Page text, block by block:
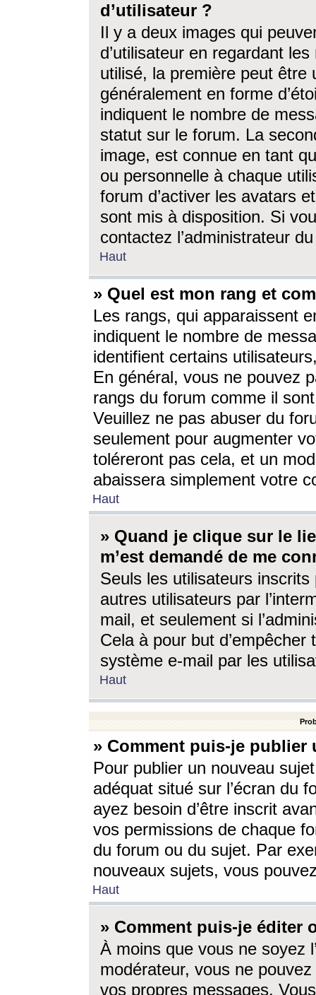
d’utilisateur ?
Il y a deux images qui
d’utilisateur en regardant
utilisé, la première peut être
généralement en forme
indiquent le nombre de
statut sur le forum. La
image, est connue en tant
ou personnelle à chaque
forum d’activer les avatars
sont mis à disposition. Si
contactez l’administrateur
Haut
» Quel est mon rang et
Les rangs, qui apparaissent
indiquent le nombre de
identifient certains
En général, vous ne pouvez
rangs du forum comme il
Veuillez ne pas abuser du
seulement pour augmenter
toléreront pas cela, et un
abaissera simplement votre
Haut
» Quand je clique sur le
m’est demandé de me
Seuls les utilisateurs
autres utilisateurs par
mail, et seulement si
Cela à pour but
système e-mail par les
Haut
» Comment puis-je
Pour publier un nouveau
adéquat situé sur l’écran du
ayez besoin d’être inscrit
vos permissions de chaque
du forum ou du sujet. Par
nouveaux sujets, vous
Haut
» Comment puis-je éditer
À moins que vous ne soyez
modérateur, vous ne
vos propres messages.